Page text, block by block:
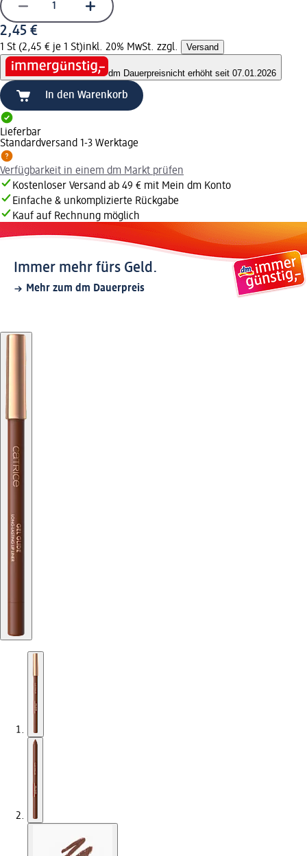
2,45 €
1 St (2,45 € je 1 St)inkl. 20% MwSt. zzgl. Versand
dm Dauerpreisnicht erhöht seit 07.01.2026
In den Warenkorb
Lieferbar
Standardversand 1-3 Werktage
Verfügbarkeit in einem dm Markt prüfen
Kostenloser Versand ab 49 € mit Mein dm Konto
Einfache & unkomplizierte Rückgabe
Kauf auf Rechnung möglich
Immer mehr fürs Geld.
Mehr zum dm Dauerpreis